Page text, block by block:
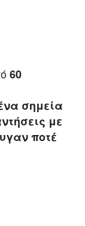
60
σημεία
με
ποτέ